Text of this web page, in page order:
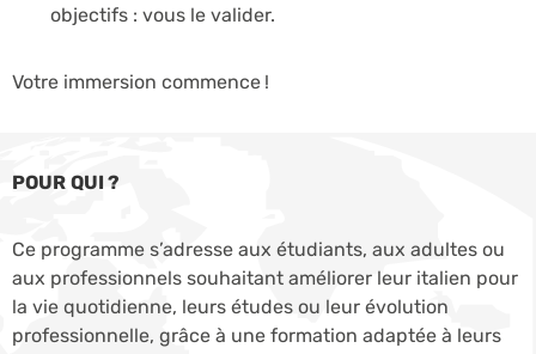
objectifs : vous le valider.
Votre immersion commence !
POUR QUI ?
Ce programme s’adresse aux étudiants, aux adultes ou
aux professionnels souhaitant améliorer leur italien pour
la vie quotidienne, leurs études ou leur évolution
professionnelle, grâce à une formation adaptée à leurs